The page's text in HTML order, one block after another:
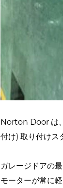
Norton Door は
付け) 取り付けス
ガレージドアの
モーターが常に